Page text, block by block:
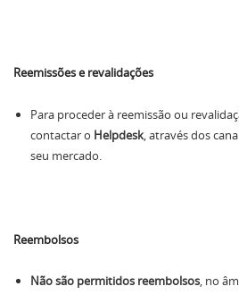
Reemissões e revalidações
Para proceder à reemissão ou
contactar o Helpdesk, através dos
seu mercado.
Reembolsos
Não são permitidos reembolsos, no